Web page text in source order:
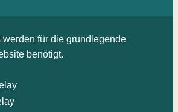
für die grundlegende
benötigt.